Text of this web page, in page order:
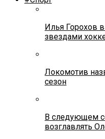
Илья Горохов
звездами
Локомотив
сезон
В следующем
возглавлять